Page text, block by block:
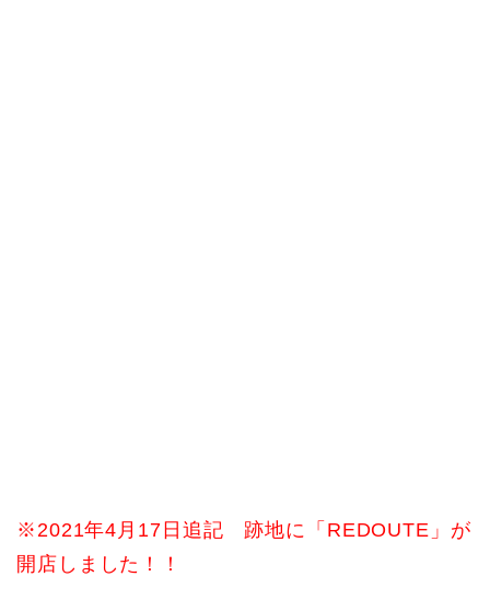
※2021年4月17日追記 跡地に「REDOUTE」が
開店しました！！